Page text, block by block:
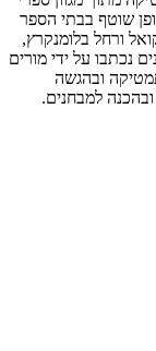
שוטף בבתי הספר
ורחל בלומנקרץ,
נכתבו על ידי מורים
ובהגשה
למבחנים.